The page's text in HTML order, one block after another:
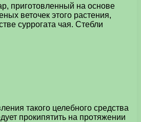
приготовленный на основе
веточек этого растения,
суррогата чая. Стебли
такого целебного средства
прокипятить на протяжении